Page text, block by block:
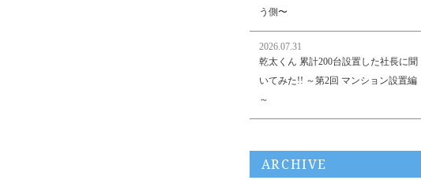
う側〜
2026.07.31
乾太くん 累計200台設置した社長に聞
いてみた!! ～第2回 マンション設置編
～
ARCHIVE